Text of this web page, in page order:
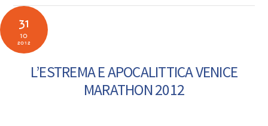
31
10
2012
L’ESTREMA E APOCALITTICA VENICE
MARATHON 2012